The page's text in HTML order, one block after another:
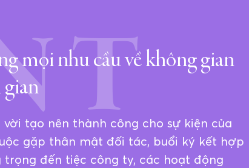
mọi nhu cầu về không gian
vời tạo nên thành công cho sự kiện của
gặp thân mật đối tác, buổi ký kết hợp
đến tiệc công ty, các hoạt động